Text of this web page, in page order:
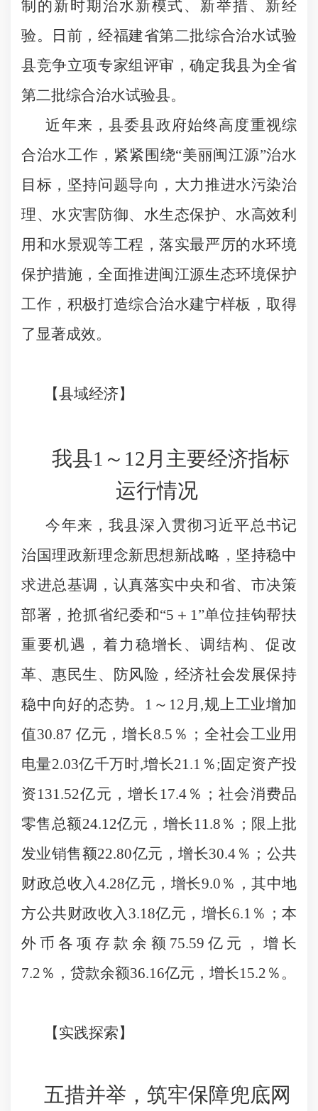
制的新时期治水新模式、新举措、新经
验。日前，经福建省第二批综合治水试验
县竞争立项专家组评审，确定我县为全省
第二批综合治水试验县。
近年来，县委县政府始终高度重视综
合治水工作，紧紧围绕“美丽闽江源”治水
目标，坚持问题导向，大力推进水污染治
理、水灾害防御、水生态保护、水高效利
用和水景观等工程，落实最严厉的水环境
保护措施，全面推进闽江源生态环境保护
工作，积极打造综合治水建宁样板，取得
了显著成效。
【县域经济】
我县1 ～ 12 月主要经济指标
运行情况
今年来，我县深入贯彻习近平总书记
治国理政新理念新思想新战略，坚持稳中
求进总基调，认真落实中央和省、市决策
部署，抢抓省纪委和“5 ＋ 1”单位挂钩帮扶
重要机遇， 着力稳增长、调结构、促改
革、惠民生、防风险 ，经济社会发展保持
稳中向好的态势。 1 ～ 12 月 ,规上工业增加
值30.87 亿元，增长8.5 ％；全社会工业用
电量2.03亿千万时,增长21.1 ％;固定资产投
资131.52亿元，增长 17.4％；社会消费品
零售总额24.12亿元，增长 11.8 ％；限上批
发业销售额22.80亿元，增长30.4 ％；公共
财政总收入4.28亿元，增长9.0 ％，其中地
方公共财政收入 3.18亿元，增长6.1 ％；本
外币各项存款余额 75.59 亿元，增长
7.2 ％，贷款余额36.16亿元，增长15.2 ％。
【实践探索】
五措并举，筑牢保障兜底网